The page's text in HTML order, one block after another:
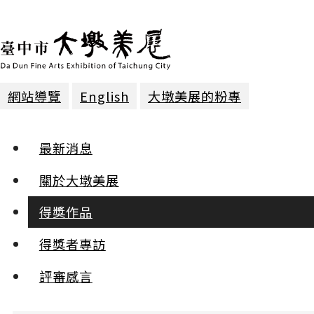
網站導覽 English 大墩美展的粉專
最新消息
關於大墩美展
得獎作品
得獎者專訪
評審感言
膠彩 | 入選
通往未知的序列 賴艷平